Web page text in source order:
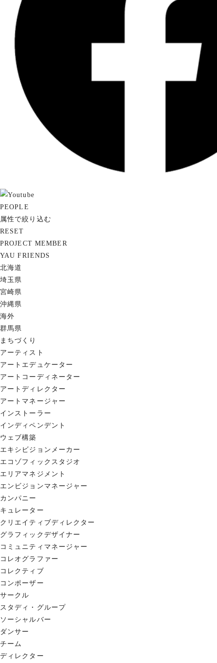
PEOPLE
属性で絞り込む
RESET
PROJECT MEMBER
YAU FRIENDS
北海道
埼玉県
宮崎県
沖縄県
海外
群馬県
まちづくり
アーティスト
アートエデュケーター
アートコーディネーター
アートディレクター
アートマネージャー
インストーラー
インディペンデント
ウェブ構築
エキシビジョンメーカー
エコゾフィックスタジオ
エリアマネジメント
エンビジョンマネージャー
カンパニー
キュレーター
クリエイティブディレクター
グラフィックデザイナー
コミュニティマネージャー
コレオグラファー
コレクティブ
コンポーザー
サークル
スタディ・グループ
ソーシャルバー
ダンサー
チーム
ディレクター